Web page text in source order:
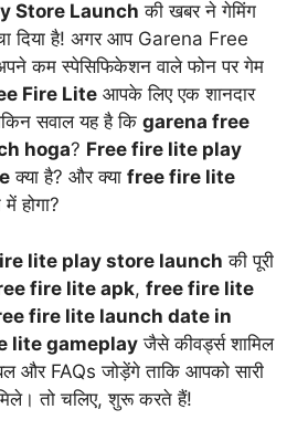
Store Launch की खबर ने गेमिंग
दिया है! अगर आप Garena Free
कम स्पेसिफिकेशन वाले फोन पर गेम
Fire Lite आपके लिए एक शानदार
सवाल यह है कि garena free
hoga? Free fire lite play
क्या है? और क्या free fire lite
में होगा?
lite play store launch की पूरी
fire lite apk, free fire lite
fire lite launch date in
lite gameplayजैसे कीवर्ड्स शामिल
और FAQs जोड़ेंगे ताकि आपको सारी
तो चलिए, शुरू करते हैं!